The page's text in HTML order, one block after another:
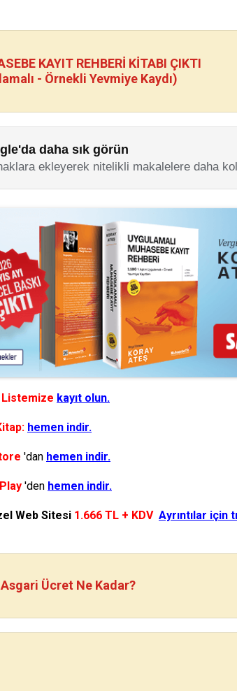
KAYIT REHBERİ KİTABI ÇIKTI
- Örnekli Yevmiye Kaydı)
daha sık görün
ekleyerek nitelikli makalelere daha
kayıt olun.
hemen indir.
'dan hemen indir.
'den hemen indir.
Web Sitesi 1.666 TL + KDV Ayrıntılar için
Ücret Ne Kadar?